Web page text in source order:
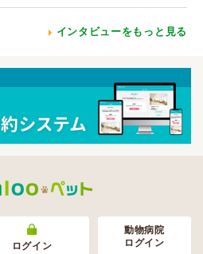
インタビューをもっと見る
ログイン
動物病院
ログイン